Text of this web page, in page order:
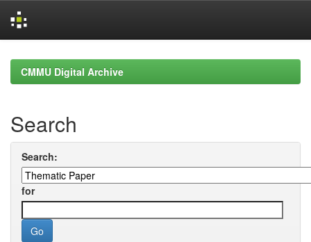
navigationCMMU Digital Archive
Search
Search:
for